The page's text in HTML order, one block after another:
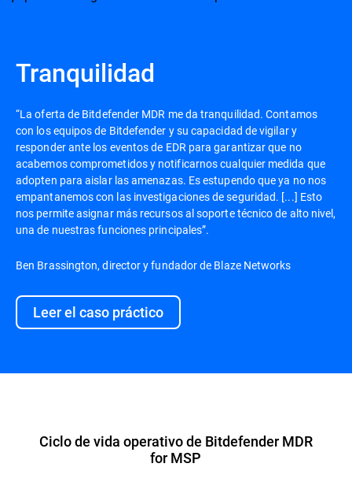
Tranquilidad
“La oferta de Bitdefender MDR me da tranquilidad. Contamos
con los equipos de Bitdefender y su capacidad de vigilar y
responder ante los eventos de EDR para garantizar que no
acabemos comprometidos y notificarnos cualquier medida que
adopten para aislar las amenazas. Es estupendo que ya no nos
empantanemos con las investigaciones de seguridad. [...] Esto
nos permite asignar más recursos al soporte técnico de alto nivel,
una de nuestras funciones principales”.
Ben Brassington, director y fundador de Blaze Networks
Leer el caso práctico
Ciclo de vida operativo de Bitdefender MDR
for MSP